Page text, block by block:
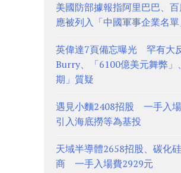
美國防部據報指阿里巴巴、
應被列入「中國軍事企業名單
英偉達7頁備忘曝光 罕有大
Burry、「6100億美元舞弊」
期」質疑
遇見小麵2408招股 一手入場
引入海底撈等為基投
天域半導體2658招股、碳化
商 一手入場費2929元